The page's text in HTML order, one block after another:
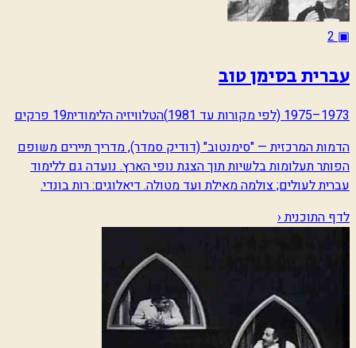
▣
2
עברית בסימן טוב
1973–1975 (לפי מקורות עד 1981) הטלוויזיה הלימודית19 פרקים
הדמות המרכזית — "סימנטוב" (דודיק סמדר), מדריך תיירים משופם
הפותר תעלומות בלשיות תוך הצגת נופי הארץ. נועדה גם ללימוד
עברית לעולים; צולמה מאילת ועד מטולה. דיאלוגים: רות בונדי.
לדף התוכנית ‹